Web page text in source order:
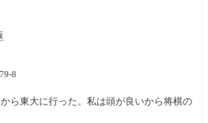
8
から東大に行った。私は頭が良いから将棋の